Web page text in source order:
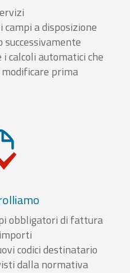
a disposizione
calcoli automatici che
prima
obbligatori di fattura
codici destinatario
dalla normativa